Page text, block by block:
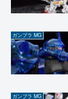
ガンプラ MG
ガンプラ MG